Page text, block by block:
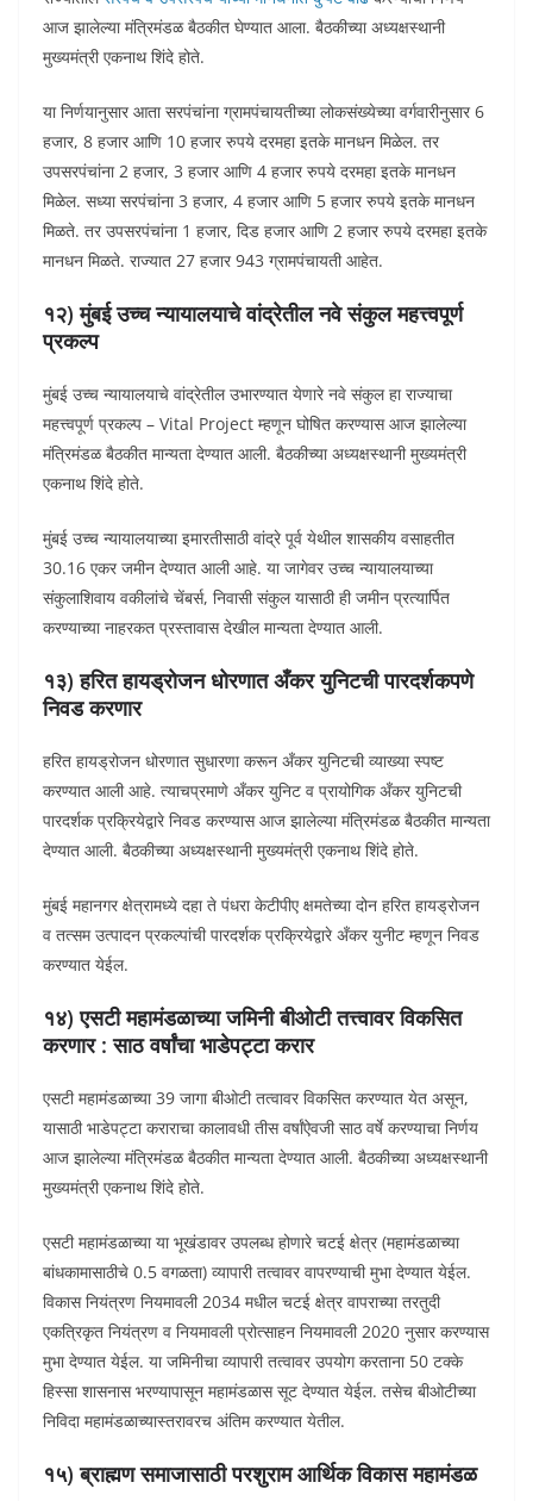
आज झालेल्या मंत्रिमंडळ बैठकीत घेण्यात आला. बैठकीच्या अध्यक्षस्थानी
मुख्यमंत्री एकनाथ शिंदे होते.
या निर्णयानुसार आता सरपंचांना ग्रामपंचायतीच्या लोकसंख्येच्या वर्गवारीनुसार 6
हजार, 8 हजार आणि 10 हजार रुपये दरमहा इतके मानधन मिळेल. तर
उपसरपंचांना 2 हजार, 3 हजार आणि 4 हजार रुपये दरमहा इतके मानधन
मिळेल. सध्या सरपंचांना 3 हजार, 4 हजार आणि 5 हजार रुपये इतके मानधन
मिळते. तर उपसरपंचांना 1 हजार, दिड हजार आणि 2 हजार रुपये दरमहा इतके
मानधन मिळते. राज्यात 27 हजार 943 ग्रामपंचायती आहेत.
१२) मुंबई उच्च न्यायालयाचे वांद्रेतील नवे संकुल महत्त्वपूर्ण
प्रकल्प
मुंबई उच्च न्यायालयाचे वांद्रेतील उभारण्यात येणारे नवे संकुल हा राज्याचा
महत्त्वपूर्ण प्रकल्प – Vital Project म्हणून घोषित करण्यास आज झालेल्या
मंत्रिमंडळ बैठकीत मान्यता देण्यात आली. बैठकीच्या अध्यक्षस्थानी मुख्यमंत्री
एकनाथ शिंदे होते.
मुंबई उच्च न्यायालयाच्या इमारतीसाठी वांद्रे पूर्व येथील शासकीय वसाहतीत
30.16 एकर जमीन देण्यात आली आहे. या जागेवर उच्च न्यायालयाच्या
संकुलाशिवाय वकीलांचे चेंबर्स, निवासी संकुल यासाठी ही जमीन प्रत्यार्पित
करण्याच्या नाहरकत प्रस्तावास देखील मान्यता देण्यात आली.
१३) हरित हायड्रोजन धोरणात अँकर युनिटची पारदर्शकपणे
निवड करणार
हरित हायड्रोजन धोरणात सुधारणा करून अँकर युनिटची व्याख्या स्पष्ट
करण्यात आली आहे. त्याचप्रमाणे अँकर युनिट व प्रायोगिक अँकर युनिटची
पारदर्शक प्रक्रियेद्वारे निवड करण्यास आज झालेल्या मंत्रिमंडळ बैठकीत मान्यता
देण्यात आली. बैठकीच्या अध्यक्षस्थानी मुख्यमंत्री एकनाथ शिंदे होते.
मुंबई महानगर क्षेत्रामध्ये दहा ते पंधरा केटीपीए क्षमतेच्या दोन हरित हायड्रोजन
व तत्सम उत्पादन प्रकल्पांची पारदर्शक प्रक्रियेद्वारे अँकर युनीट म्हणून निवड
करण्यात येईल.
१४) एसटी महामंडळाच्या जमिनी बीओटी तत्त्वावर विकसित
करणार : साठ वर्षांचा भाडेपट्टा करार
एसटी महामंडळाच्या 39 जागा बीओटी तत्वावर विकसित करण्यात येत असून,
यासाठी भाडेपट्टा कराराचा कालावधी तीस वर्षांऐवजी साठ वर्षे करण्याचा निर्णय
आज झालेल्या मंत्रिमंडळ बैठकीत मान्यता देण्यात आली. बैठकीच्या अध्यक्षस्थानी
मुख्यमंत्री एकनाथ शिंदे होते.
एसटी महामंडळाच्या या भूखंडावर उपलब्ध होणारे चटई क्षेत्र (महामंडळाच्या
बांधकामासाठीचे 0.5 वगळता) व्यापारी तत्वावर वापरण्याची मुभा देण्यात येईल.
विकास नियंत्रण नियमावली 2034 मधील चटई क्षेत्र वापराच्या तरतुदी
एकत्रिकृत नियंत्रण व नियमावली प्रोत्साहन नियमावली 2020 नुसार करण्यास
मुभा देण्यात येईल. या जमिनीचा व्यापारी तत्वावर उपयोग करताना 50 टक्के
हिस्सा शासनास भरण्यापासून महामंडळास सूट देण्यात येईल. तसेच बीओटीच्या
निविदा महामंडळाच्यास्तरावरच अंतिम करण्यात येतील.
१५) ब्राह्मण समाजासाठी परशुराम आर्थिक विकास महामंडळ